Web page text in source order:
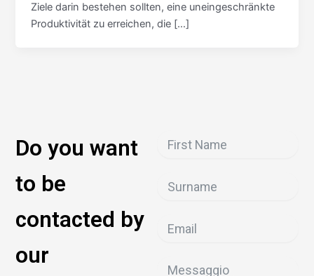
Ziele darin bestehen sollten, eine uneingeschränkte
Produktivität zu erreichen, die […]
Do you want
to be
contacted by
our